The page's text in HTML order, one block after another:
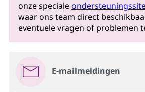
onze speciale
waar ons team direct
eventuele vragen of problemen
E-mailmeldingen